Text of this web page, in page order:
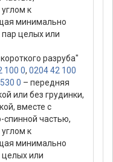
к
минимально
целых или
разруба"
100 0, 0204 42 100
0 – передняя
или без грудинки,
вместе с
спинной частью,
к
минимально
или